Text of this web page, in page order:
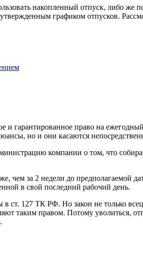
накопленный отпуск, либо же
утвержденным графиком отпусков.
право на
но и они касаются
компании о том, что
чем за 2 недели до предполагаемой
в свой последний рабочий день.
ст. 127 ТК РФ. Но закон не только
таким правом. Потому уволиться,